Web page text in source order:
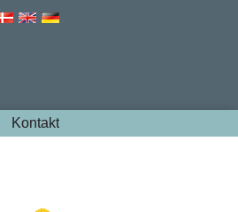
Kontakt